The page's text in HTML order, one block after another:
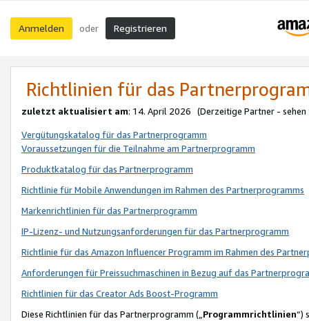
Anmelden oder Registrieren
Richtlinien für das
zuletzt aktualisiert am: 14. April 2026 (Derzeitige Partner - sehen
Vergütungskatalog für das Partnerprogramm
Voraussetzungen für die Teilnahme am Partnerprogramm
Produktkatalog für das Partnerprogramm
Richtlinie für Mobile Anwendungen im Rahmen des Partnerprogramms
Markenrichtlinien für das Partnerprogramm
IP-Lizenz- und Nutzungsanforderungen für das Partnerprogramm
Richtlinie für das Amazon Influencer Programm im Rahmen des
Anforderungen für Preissuchmaschinen in Bezug auf das
Richtlinien für das Creator Ads Boost-Programm
Diese Richtlinien für das Partnerprogramm („Programmrichtlinien“)